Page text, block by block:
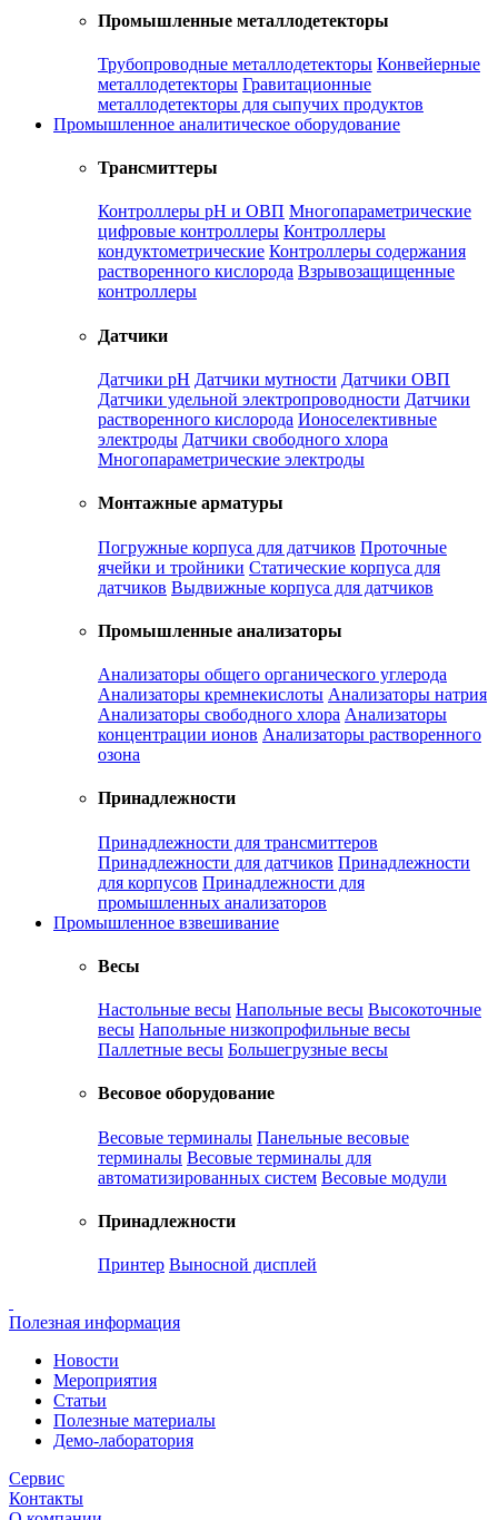
Промышленные металлодетекторы
Трубопроводные металлодетекторы Конвейерные
металлодетекторы Гравитационные
металлодетекторы для сыпучих продуктов
Промышленное аналитическое оборудование
Трансмиттеры
Контроллеры рН и ОВП Многопараметрические
цифровые контроллеры Контроллеры
кондуктометрические Контроллеры содержания
растворенного кислорода Взрывозащищенные
контроллеры
Датчики
Датчики рН Датчики мутности Датчики ОВП
Датчики удельной электропроводности Датчики
растворенного кислорода Ионоселективные
электроды Датчики свободного хлора
Многопараметрические электроды
Монтажные арматуры
Погружные корпуса для датчиков Проточные
ячейки и тройники Статические корпуса для
датчиков Выдвижные корпуса для датчиков
Промышленные анализаторы
Анализаторы общего органического углерода
Анализаторы кремнекислоты Анализаторы натрия
Анализаторы свободного хлора Анализаторы
концентрации ионов Анализаторы растворенного
озона
Принадлежности
Принадлежности для трансмиттеров
Принадлежности для датчиков Принадлежности
для корпусов Принадлежности для
промышленных анализаторов
Промышленное взвешивание
Весы
Настольные весы Напольные весы Высокоточные
весы Напольные низкопрофильные весы
Паллетные весы Большегрузные весы
Весовое оборудование
Весовые терминалы Панельные весовые
терминалы Весовые терминалы для
автоматизированных систем Весовые модули
Принадлежности
Принтер Выносной дисплей
Полезная информация
Новости
Мероприятия
Статьи
Полезные материалы
Демо-лаборатория
Сервис
Контакты